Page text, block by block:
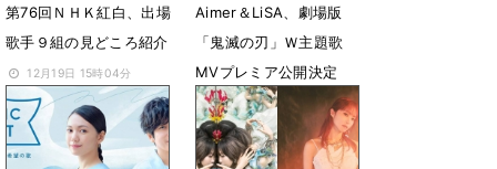
第76回ＮＨＫ紅白、出場
歌手９組の見どころ紹介
12月19日 15時04分
Aimer＆LiSA、劇場版
「鬼滅の刃」Ｗ主題歌
MVプレミア公開決定
7月20日 19時10分